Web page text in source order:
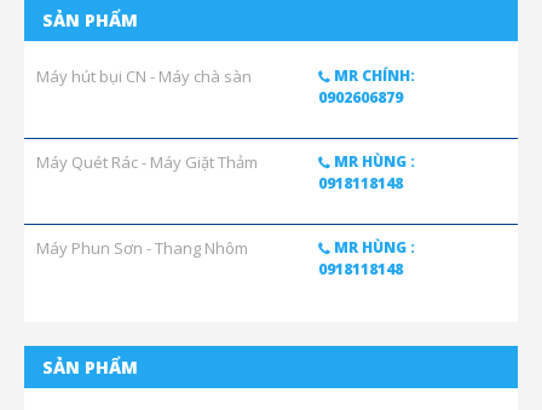
SẢN PHẨM
Máy hút bụi CN - Máy chà sàn
MR CHÍNH:
0902606879
Máy Quét Rác - Máy Giặt Thảm
MR HÙNG :
0918118148
Máy Phun Sơn - Thang Nhôm
MR HÙNG :
0918118148
SẢN PHẨM